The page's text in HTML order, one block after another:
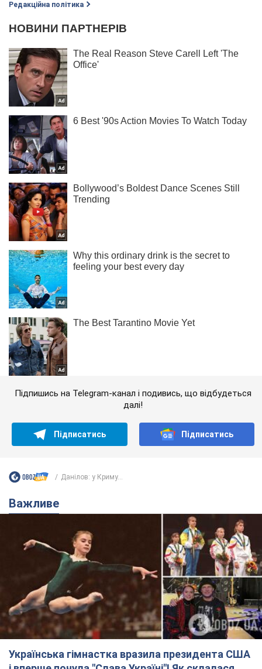
Редакційна політика
Підпишись на Telegram-канал і подивись, що відбудеться
далі!
Підписатись Підписатись
Данілов: у Криму...
Важливе
Українська гімнастка вразила президента США